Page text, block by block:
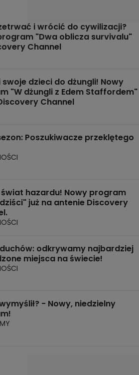
i wrócić do cywilizacji?
"Dwa oblicza survivalu"
Channel
dzieci do dżungli! Nowy
"W dżungli z Edem Staffordem"
Channel
Poszukiwacze przeklętego
świat hazardu! Nowy program
już na antenie Discovery
odkrywamy najbardziej
miejsca na świecie!
- Nowy, niedzielny